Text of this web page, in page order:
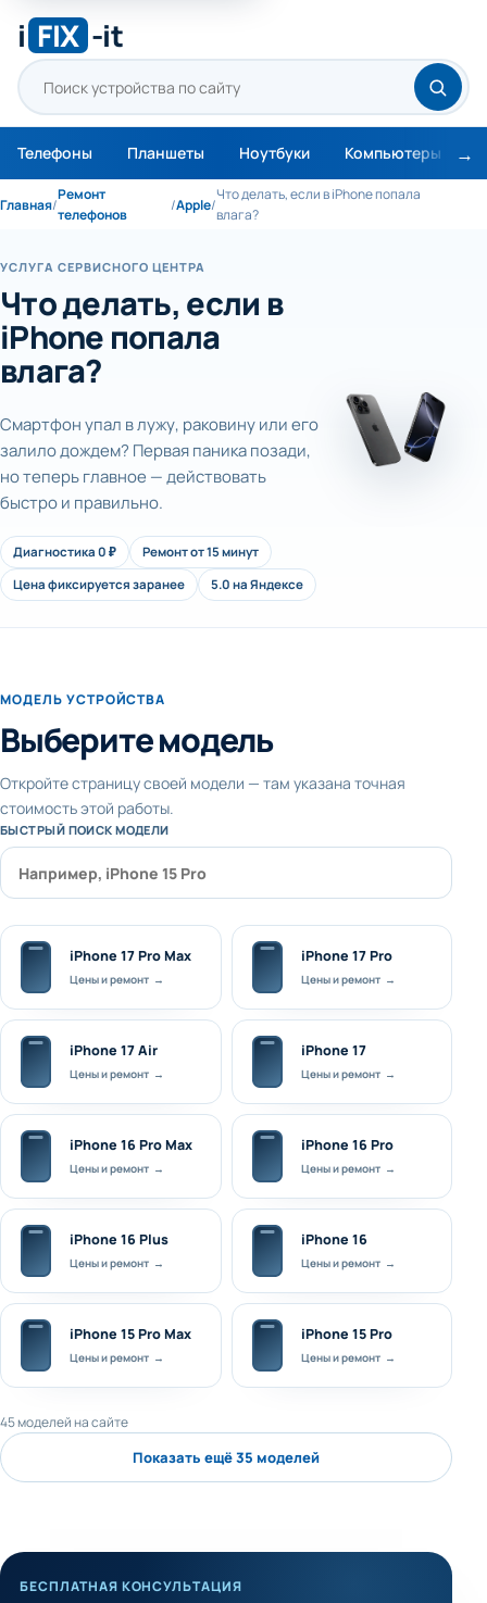
i FIX -it
Телефоны Планшеты Ноутбуки Компьютеры
Главная/
Ремонт
телефонов
/Apple/
Что делать, если в iPhone попала
влага?
УСЛУГА СЕРВИСНОГО ЦЕНТРА
Что делать, если в
iPhone попала
влага?
Смартфон упал в лужу, раковину или его
залило дождем? Первая паника позади,
но теперь главное — действовать
быстро и правильно.
Диагностика 0 ₽
Ремонт от 15 минут
Цена фиксируется заранее
5.0 на Яндексе
МОДЕЛЬ УСТРОЙСТВА
Выберите модель
Откройте страницу своей модели — там указана точная
стоимость этой работы.
БЫСТРЫЙ ПОИСК МОДЕЛИ
iPhone 17 Pro Max
Цены и ремонт →
iPhone 17 Pro
Цены и ремонт →
iPhone 17 Air
Цены и ремонт →
iPhone 17
Цены и ремонт →
iPhone 16 Pro Max
Цены и ремонт →
iPhone 16 Pro
Цены и ремонт →
iPhone 16 Plus
Цены и ремонт →
iPhone 16
Цены и ремонт →
iPhone 15 Pro Max
Цены и ремонт →
iPhone 15 Pro
Цены и ремонт →
45 моделей на сайте
Показать ещё 35 моделей
БЕСПЛАТНАЯ КОНСУЛЬТАЦИЯ